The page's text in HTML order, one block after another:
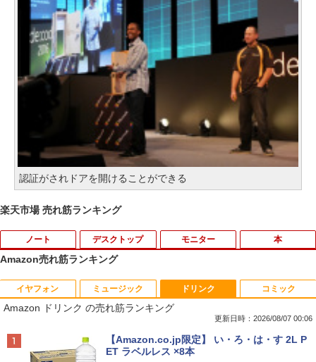
認証がされドアを開けることができる
楽天市場 売れ筋ランキング
ノート
1
【期間限定★新品無線マウス付】中古ノ
ートパソコン Windows11 Office2019搭
載 15.6型 テンキー付き Celeron 第8世代
Core i3 Core i5 メモリ4GB/16GB SSD1
28GB～1TB Webカメラ DVD 無線LAN
店長おまかせPC 初期設定済 送料無料
デスクトップ
1
ポイント10倍 中古パソコン デスクトッ
プパソコン Windows 11【Office付】
【Windows 11 Pro 64Bit搭載】DELL O
ptiplexシリーズ Core i5搭載/4G/新品SS
D 120GB/DVD-ROM/送料無料【オプショ
ン色々有】
モニター 本
1
アンダーニンジャ（18） 【電子書籍】[
花沢健吾 ]
￥792
Amazon売れ筋ランキング
イヤフォン
Anker Soundcore P40i オフホワイト
ミュージック
BRUCE WAYNE feat. Flo Milli, ATL Jacob
[Explicit]
ドリンク
Amazon ドリンク の売れ筋ランキング
更新日時：2026/08/07 00:06
【Amazon.co.jp限定】 い・ろ・は・す 2L P
ET ラベルレス ×8本
コミック